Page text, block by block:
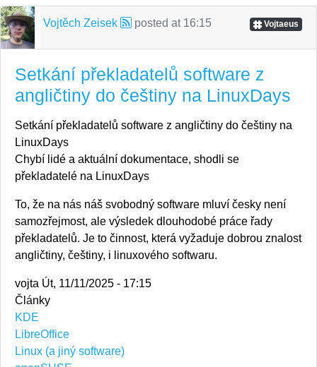
Vojtěch Zeisek posted at 16:15 Vojtaeus
Setkání překladatelů software z
angličtiny do češtiny na LinuxDays
Setkání překladatelů software z angličtiny do češtiny na
LinuxDays
Chybí lidé a aktuální dokumentace, shodli se
překladatelé na LinuxDays
To, že na nás náš svobodný software mluví česky není
samozřejmost, ale výsledek dlouhodobé práce řady
překladatelů. Je to činnost, která vyžaduje dobrou znalost
angličtiny, češtiny, i linuxového softwaru.
vojta Út, 11/11/2025 - 17:15
Články
KDE
LibreOffice
Linux (a jiný software)